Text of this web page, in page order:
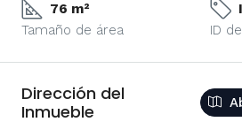
76 m²
Tamaño de área
ID
Dirección del
Inmueble